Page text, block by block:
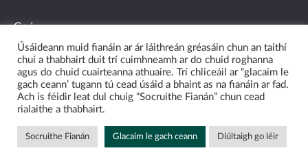
Gnó
Fostaíocht & Oiliúint
Pobal
Úsáideann muid fianáin ar ár láithreán gréasáin chun an taithí
chuí a thabhairt duit trí cuimhneamh ar do chuid roghanna
agus do chuid cuairteanna athuaire. Trí chliceáil ar “glacaim le
gach ceann’ tugann tú cead úsáid a bhaint as na fianáin ar fad.
Ach is féidir leat dul chuig “Socruithe Fianán” chun cead
rialaithe a thabhairt.
Socruithe Fianán Glacaim le gach ceann Diúltaigh go léir